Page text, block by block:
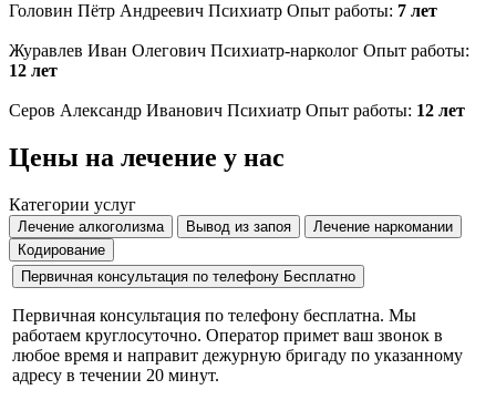
Головин Пётр Андреевич Психиатр Опыт работы: 7 лет
Журавлев Иван Олегович Психиатр-нарколог Опыт работы:
12 лет
Серов Александр Иванович Психиатр Опыт работы: 12 лет
Цены на лечение у нас
Категории услуг
Лечение алкоголизма Вывод из запоя
Лечение наркомании
Кодирование
Первичная консультация по телефону Бесплатно
Первичная консультация по телефону бесплатна. Мы
работаем круглосуточно. Оператор примет ваш звонок в
любое время и направит дежурную бригаду по указанному
адресу в течении 20 минут.